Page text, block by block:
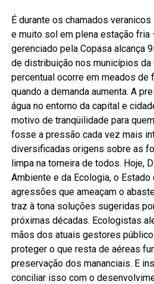
É durante os chamados
e muito sol em plena estação fria
gerenciado pela Copasa alcança
de distribuição nos municípios da
percentual ocorre em meados de
quando a demanda aumenta. A
água no entorno da capital e
motivo de tranqüilidade para
fosse a pressão cada vez mais
diversificadas origens sobre as
limpa na torneira de todos. Hoje,
Ambiente e da Ecologia, o
agressões que ameaçam o
traz à tona soluções sugeridas
próximas décadas. Ecologistas
mãos dos atuais gestores
proteger o que resta de aéreas
preservação dos mananciais. E
conciliar isso com o